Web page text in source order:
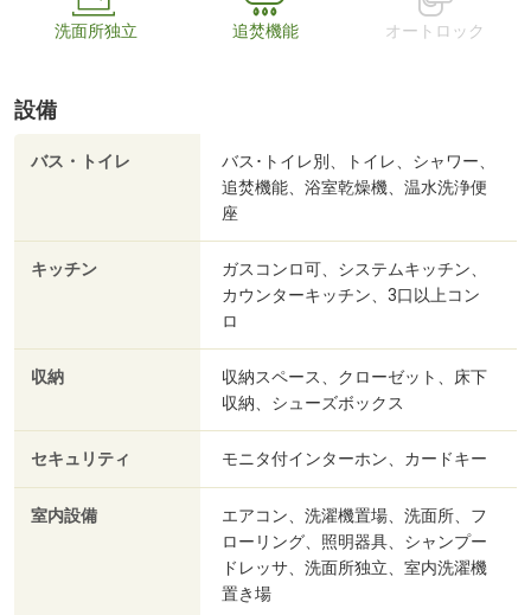
洗面所独立 追焚機能 オートロック
設備
バス・トイレ
バス･トイレ別、トイレ、シャワー、
追焚機能、浴室乾燥機、温水洗浄便
座
キッチン
ガスコンロ可、システムキッチン、
カウンターキッチン、3口以上コン
ロ
収納
収納スペース、クローゼット、床下
収納、シューズボックス
セキュリティ モニタ付インターホン、カードキー
室内設備
エアコン、洗濯機置場、洗面所、フ
ローリング、照明器具、シャンプー
ドレッサ、洗面所独立、室内洗濯機
置き場